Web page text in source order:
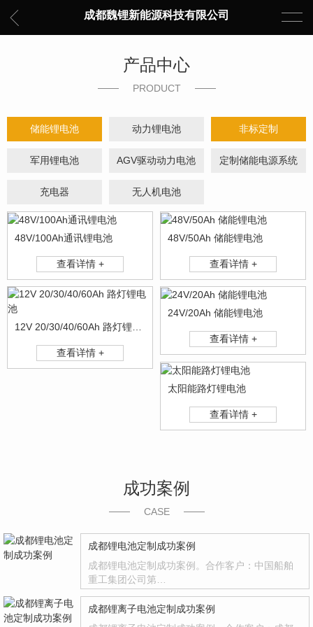
成都魏锂新能源科技有限公司
产品中心
PRODUCT
储能锂电池 动力锂电池 非标定制
军用锂电池 AGV驱动动力电池 定制储能电源系统
充电器 无人机电池
48V/100Ah通讯锂电池
查看详情 +
48V/50Ah 储能锂电池
查看详情 +
查看详情 +
24V/20Ah 储能锂电池
查看详情 +
太阳能路灯锂电池
查看详情 +
成功案例
CASE
成都锂电池定制成功案例
成都锂电池定制成功案例。合作客户：中国船舶
重工集团公司第…
成都锂离子电池定制成功案例